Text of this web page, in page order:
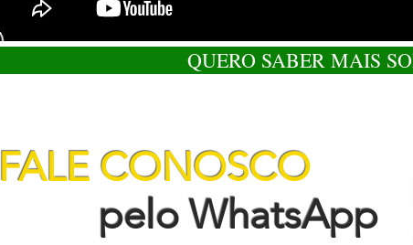
QUERO SABER MAIS
FALE CONOSCO
pelo WhatsApp